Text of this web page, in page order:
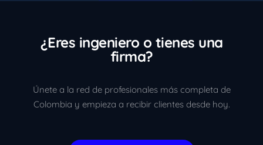
¿Eres ingeniero o tienes una
firma?
Únete a la red de profesionales más completa de
Colombia y empieza a recibir clientes desde hoy.